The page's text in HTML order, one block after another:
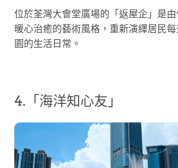
位於荃灣大會堂廣場的「返屋企」是由
暖心治癒的藝術風格，重新演繹居民
園的生活日常。
4.「海洋知心友」